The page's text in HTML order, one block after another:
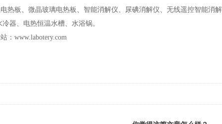
热板、微晶玻璃电热板、智能消解仪、尿碘消解仪、无线遥控智能消
器、电热恒温水槽、水浴锅。
：www.labotery.com